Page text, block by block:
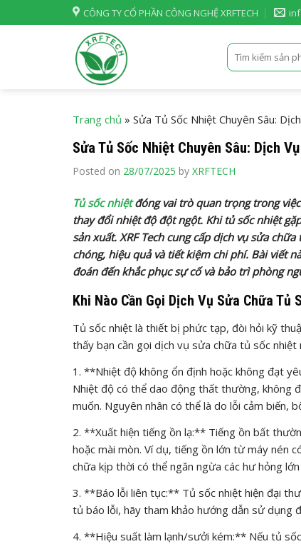
to
CÔNG TY CỔ PHẦN CÔNG NGHỆ XRFTECH
Tìm
kiếm:
Trang chủ » Sửa Tủ Sốc Nhiệt Chuyên Sâu:
Sửa Tủ Sốc Nhiệt Chuyên Sâu: Dịch
Posted on 28/07/2025 by XRFTECH
Tủ sốc nhiệtđóng vai trò quan trọng trong
thay đổi nhiệt độ đột ngột. Khi tủ sốc nhiệt
sản xuất. XRF Tech cung cấp dịch vụ sửa
chóng, hiệu quả và tiết kiệm chi phí. Bài viết
đoán đến khắc phục sự cố và bảo trì phòng
Khi Nào Cần Gọi Dịch Vụ Sửa Chữa Tủ
Tủ sốc nhiệt là thiết bị phức tạp, đòi hỏi kỹ
thấy bạn cần gọi dịch vụ sửa chữa tủ sốc nhiệt
1. **Nhiệt độ không ổn định hoặc không đạt
Nhiệt độ có thể dao động thất thường, không
muốn. Nguyên nhân có thể là do lỗi cảm biến,
2. **Xuất hiện tiếng ồn lạ:** Tiếng ồn bất
hoặc mài mòn. Ví dụ, tiếng ồn lớn từ máy nén
chữa kịp thời có thể ngăn ngừa các hư hỏng lớn
3. **Báo lỗi liên tục:** Tủ sốc nhiệt hiện đại
tủ báo lỗi, hãy tham khảo hướng dẫn sử dụng
4. **Hiệu suất làm lạnh/sưởi kém:** Nếu tủ